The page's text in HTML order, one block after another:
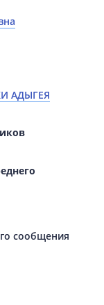
АДЫГЕЯ
сообщения